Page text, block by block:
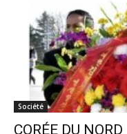
Société
CORÉE DU